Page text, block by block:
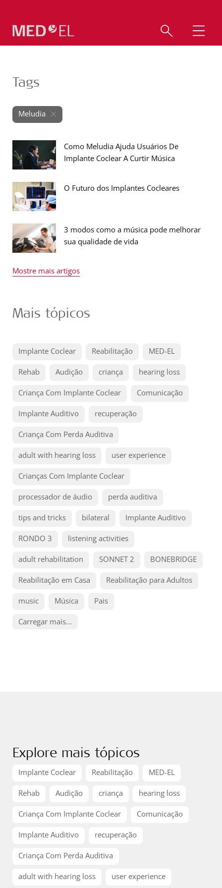
Tags
Meludia
Como Meludia Ajuda Usuários De
Implante Coclear A Curtir Música
O Futuro dos Implantes Cocleares
3 modos como a música pode melhorar
sua qualidade de vida
Mostre mais artigos
Mais tópicos
Implante Coclear Reabilitação MED-EL
Rehab Audição criança hearing loss
Criança Com Implante Coclear Comunicação
Implante Auditivo recuperação
Criança Com Perda Auditiva
adult with hearing loss user experience
Crianças Com Implante Coclear
processador de áudio perda auditiva
tips and tricks bilateral Implante Auditivo
RONDO 3 listening activities
adult rehabilitation SONNET 2 BONEBRIDGE
Reabilitação em Casa Reabilitação para Adultos
music Música Pais
Carregar mais...
Explore mais tópicos
Implante Coclear Reabilitação MED-EL
Rehab Audição criança hearing loss
Criança Com Implante Coclear Comunicação
Implante Auditivo recuperação
Criança Com Perda Auditiva
adult with hearing loss user experience